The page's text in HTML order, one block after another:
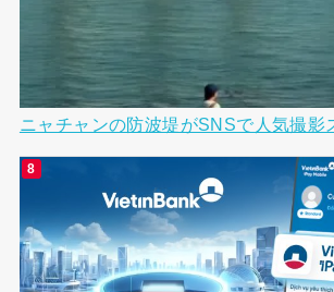
ニャチャンの防波堤がSNSで人気撮影